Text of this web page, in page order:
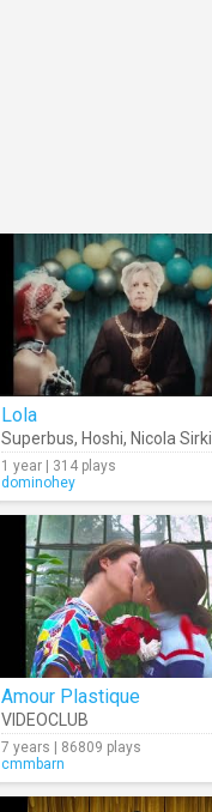
Lola
Superbus, Hoshi, Nicola
1 year | 314 plays
dominohey
Amour Plastique
VIDEOCLUB
7 years | 86809 plays
cmmbarn